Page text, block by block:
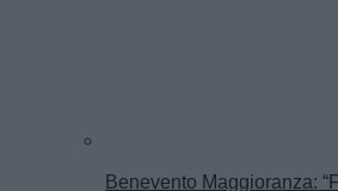
Benevento Maggioranza: